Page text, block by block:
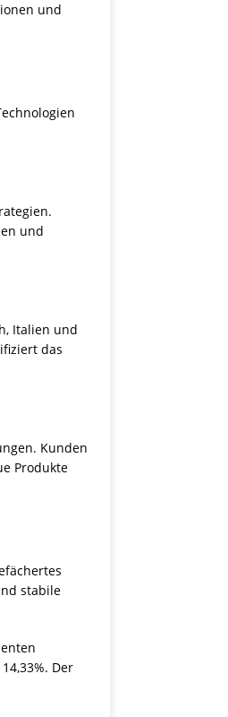
und
und
Italien und
das
Kunden
Produkte
stabile
Der